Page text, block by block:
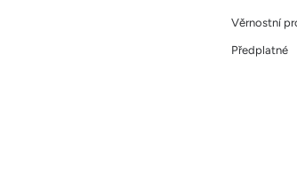
Věrnostní
Předplatné